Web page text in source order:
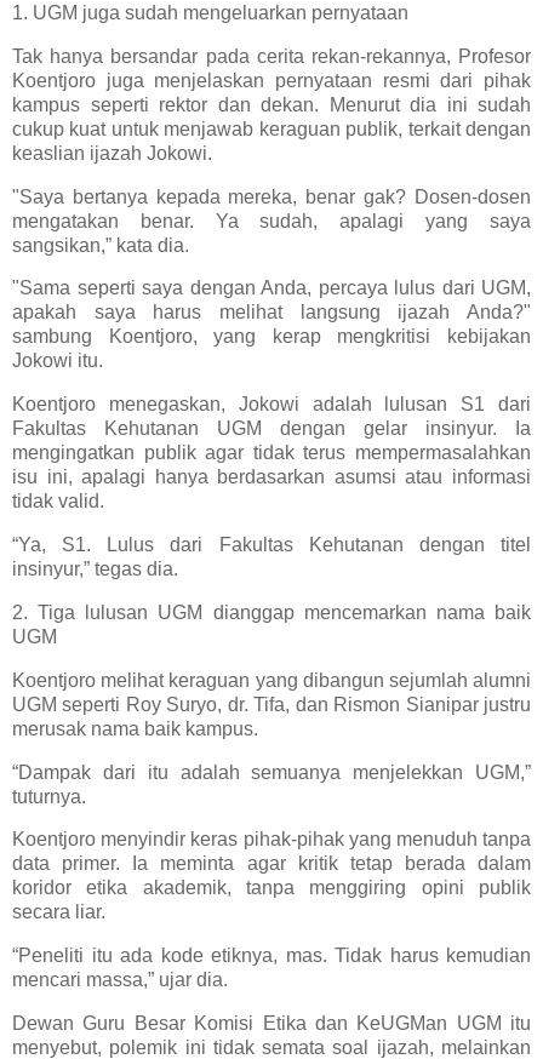
1. UGM juga sudah mengeluarkan pernyataan
Tak hanya bersandar pada cerita rekan-rekannya, Profesor
Koentjoro juga menjelaskan pernyataan resmi dari pihak
kampus seperti rektor dan dekan. Menurut dia ini sudah
cukup kuat untuk menjawab keraguan publik, terkait dengan
keaslian ijazah Jokowi.
"Saya bertanya kepada mereka, benar gak? Dosen-dosen
mengatakan benar. Ya sudah, apalagi yang saya
sangsikan,” kata dia.
"Sama seperti saya dengan Anda, percaya lulus dari UGM,
apakah saya harus melihat langsung ijazah Anda?"
sambung Koentjoro, yang kerap mengkritisi kebijakan
Jokowi itu.
Koentjoro menegaskan, Jokowi adalah lulusan S1 dari
Fakultas Kehutanan UGM dengan gelar insinyur. Ia
mengingatkan publik agar tidak terus mempermasalahkan
isu ini, apalagi hanya berdasarkan asumsi atau informasi
tidak valid.
“Ya, S1. Lulus dari Fakultas Kehutanan dengan titel
insinyur,” tegas dia.
2. Tiga lulusan UGM dianggap mencemarkan nama baik
UGM
Koentjoro melihat keraguan yang dibangun sejumlah alumni
UGM seperti Roy Suryo, dr. Tifa, dan Rismon Sianipar justru
merusak nama baik kampus.
“Dampak dari itu adalah semuanya menjelekkan UGM,”
tuturnya.
Koentjoro menyindir keras pihak-pihak yang menuduh tanpa
data primer. Ia meminta agar kritik tetap berada dalam
koridor etika akademik, tanpa menggiring opini publik
secara liar.
“Peneliti itu ada kode etiknya, mas. Tidak harus kemudian
mencari massa,” ujar dia.
Dewan Guru Besar Komisi Etika dan KeUGMan UGM itu
menyebut, polemik ini tidak semata soal ijazah, melainkan